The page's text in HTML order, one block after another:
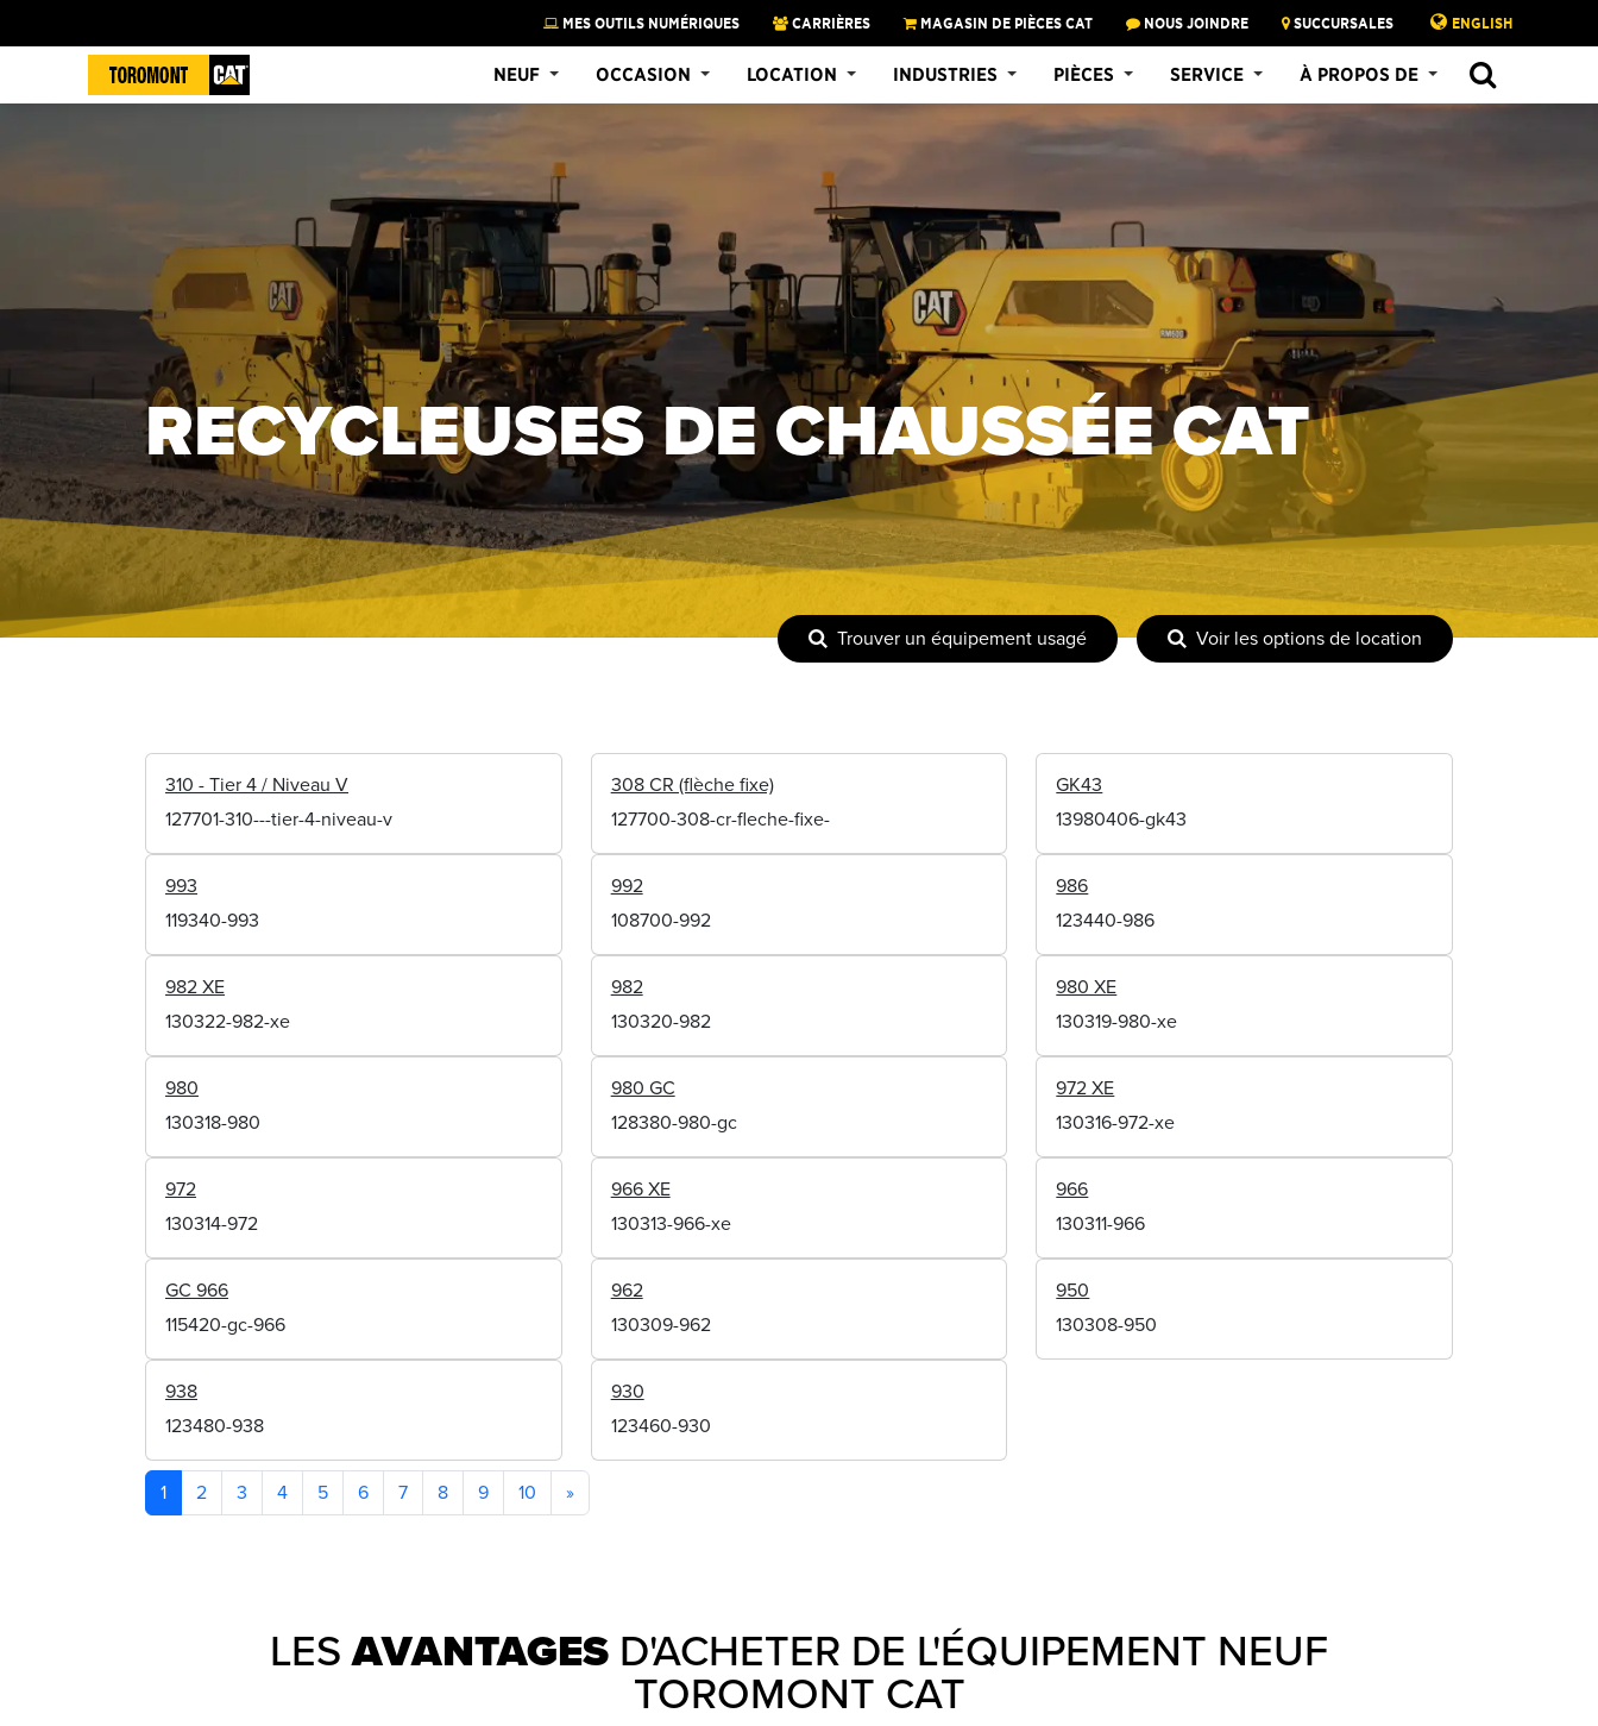
MES OUTILS NUMÉRIQUES CARRIÈRES MAGASIN DE PIÈCES CAT NOUS JOINDRE SUCCURSALES ENGLISH
NEUF OCCASION LOCATION INDUSTRIES PIÈCES SERVICE À PROPOS DE
RECYCLEUSES DE CHAUSSÉE CAT
Trouver un équipement usagé Voir les options de location
310 - Tier 4 / Niveau V
127701-310---tier-4-niveau-v
308 CR (flèche fixe)
127700-308-cr-fleche-fixe-
GK43
13980406-gk43
993
119340-993
992
108700-992
986
123440-986
982 XE
130322-982-xe
982
130320-982
980 XE
130319-980-xe
980
130318-980
980 GC
128380-980-gc
972 XE
130316-972-xe
972
130314-972
966 XE
130313-966-xe
966
130311-966
GC 966
115420-gc-966
962
130309-962
950
130308-950
938
123480-938
930
123460-930
1 2 3 4 5 6 7 8 9 10 »
LESAVANTAGES D'ACHETER DE L'ÉQUIPEMENT NEUF
TOROMONT CAT